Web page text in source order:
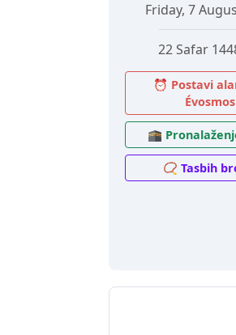
Friday, 7
22 Safar
⏰ Postavi
Évosmos
🕋
📿 Tasbih